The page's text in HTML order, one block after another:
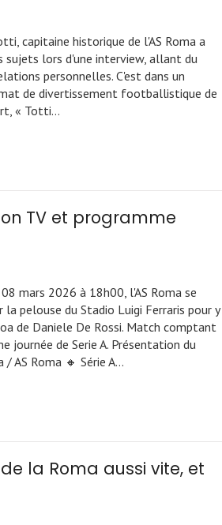
capitaine historique de l'AS Roma a
sujets lors d'une interview, allant du
personnelles. C'est dans un
de divertissement footballistique de
« Totti…
TV et programme
08 mars 2026 à 18h00, l'AS Roma se
la pelouse du Stadio Luigi Ferraris pour y
de Daniele De Rossi. Match comptant
journée de Serie A. Présentation du
/ AS Roma 🔸 Série A…
la Roma aussi vite, et